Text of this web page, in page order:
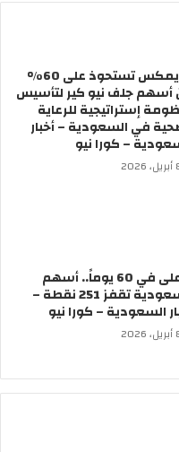
فريمكس تستحوذ على 60%
أسهم جلف نيو كير لتأسيس
إستراتيجية للرعاية
في السعودية – أخبار
– كورا نيو
2026
الأعلى في 60 يوماً.. أسهم
السعودية تقفز 251 نقطة –
السعودية – كورا نيو
2026